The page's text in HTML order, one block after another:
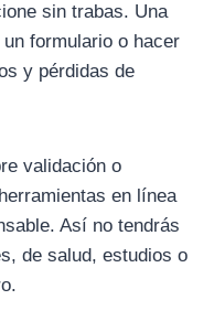
sin trabas. Una
formulario o hacer
y pérdidas de
validación o
en línea
Así no tendrás
de salud, estudios o